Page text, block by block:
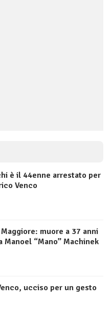
è il 44enne arrestato per
Venco
muore a 37 anni
Manoel “Mano” Machinek
ucciso per un gesto